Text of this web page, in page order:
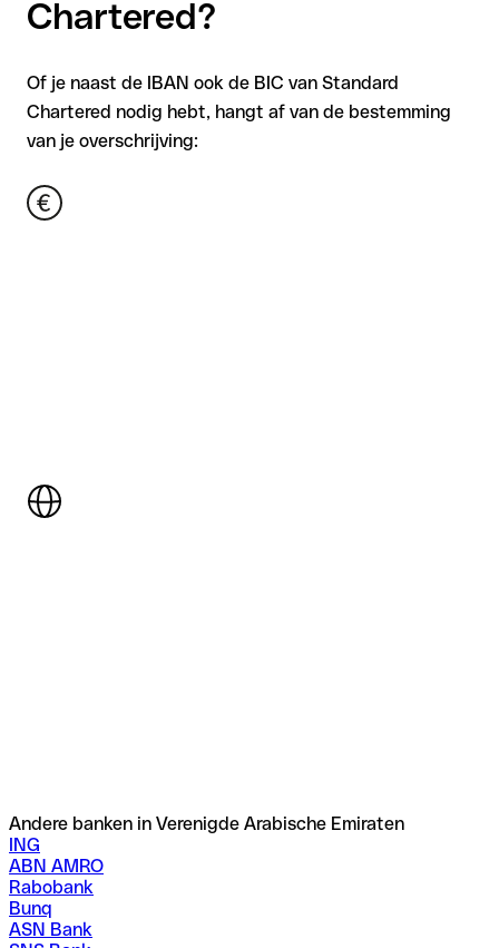
Chartered?
Of je naast de IBAN ook de BIC van Standard
Chartered nodig hebt, hangt af van de bestemming
van je overschrijving:
Andere banken in Verenigde Arabische Emiraten
ING
ABN AMRO
Rabobank
Bunq
ASN Bank